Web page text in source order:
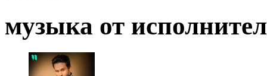
музыка от